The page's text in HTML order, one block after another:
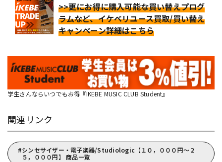
>>更にお得に購入可能な買い替えプログ
ラムなど、イケベリユース買取/買い替え
キャンペーン詳細はこちら
学生さんならいつでもお得『IKEBE MUSIC CLUB Student』
関連リンク
シンセサイザー・電子楽器/Studiologic【１０，０００円～２
５，０００円】 商品一覧